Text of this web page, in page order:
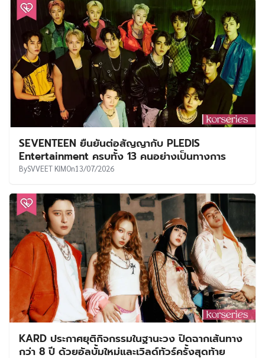
SEVENTEEN ยืนยันต่อสัญญากับ PLEDIS
Entertainment ครบทั้ง 13 คนอย่างเป็นทางการ
BySVVEET KIMOn13/07/2026
KARD ประกาศยุติกิจกรรมในฐานะวง ปิดฉากเส้นทาง
กว่า 8 ปี ด้วยอัลบั้มใหม่และเวิลด์ทัวร์ครั้งสุดท้าย